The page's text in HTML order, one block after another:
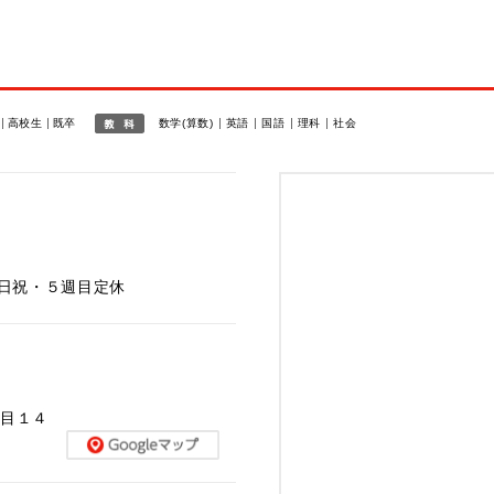
高校生 既卒 数学(算数) 英語 国語 理科 社会
・５週目定休
１４